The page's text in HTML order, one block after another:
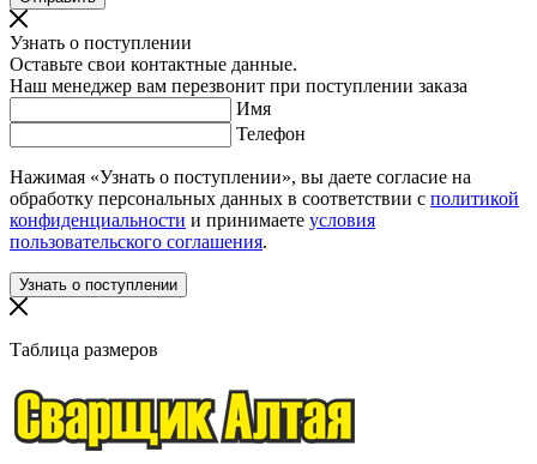
Узнать о поступлении
Оставьте свои контактные данные.
Наш менеджер вам перезвонит при поступлении заказа
Имя
Телефон
Нажимая «Узнать о поступлении», вы даете согласие на
обработку персональных данных в соответствии с политикой
конфиденциальности и принимаете условия
пользовательского соглашения.
Таблица размеров